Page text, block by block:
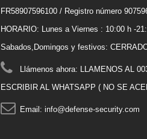
FR58907596100 / Registro número
HORARIO: Lunes a Viernes : 10:00 h -
Sabados,Domingos y festivos:
Llámenos ahora: LLAMENOS AL
ESCRIBIR AL WHATSAPP ( NO SE
Email: info@defense-security.com